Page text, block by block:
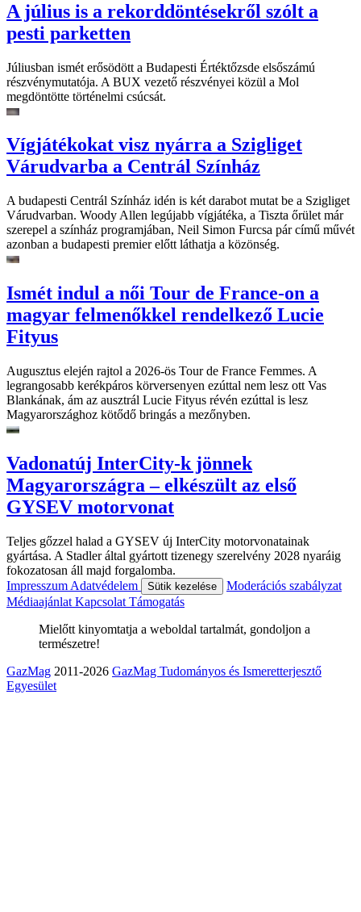
A július is a rekorddöntésekről szólt a
pesti parketten
Júliusban ismét erősödött a Budapesti Értéktőzsde elsőszámú
részvénymutatója. A BUX vezető részvényei közül a Mol
megdöntötte történelmi csúcsát.
Vígjátékokat visz nyárra a Szigliget
Várudvarba a Centrál Színház
A budapesti Centrál Színház idén is két darabot mutat be a Szigliget
Várudvarban. Woody Allen legújabb vígjátéka, a Tiszta őrület már
szerepel a színház programjában, Neil Simon Furcsa pár című művét
azonban a budapesti premier előtt láthatja a közönség.
Ismét indul a női Tour de France-on a
magyar felmenőkkel rendelkező Lucie
Fityus
Augusztus elején rajtol a 2026-ös Tour de France Femmes. A
legrangosabb kerékpáros körversenyen ezúttal nem lesz ott Vas
Blankának, ám az ausztrál Lucie Fityus révén ezúttal is lesz
Magyarországhoz kötődő bringás a mezőnyben.
Vadonatúj InterCity-k jönnek
Magyarországra – elkészült az első
GYSEV motorvonat
Teljes gőzzel halad a GYSEV új InterCity motorvonatainak
gyártása. A Stadler által gyártott tizenegy szerelvény 2028 nyaráig
fokozatosan áll majd forgalomba.
Impresszum Adatvédelem Sütik kezelése
Moderációs szabályzat
Médiaajánlat Kapcsolat Támogatás
Mielőtt kinyomtatja a weboldal tartalmát, gondoljon a
természetre!
GazMag 2011-2026 GazMag Tudományos és Ismeretterjesztő
Egyesület